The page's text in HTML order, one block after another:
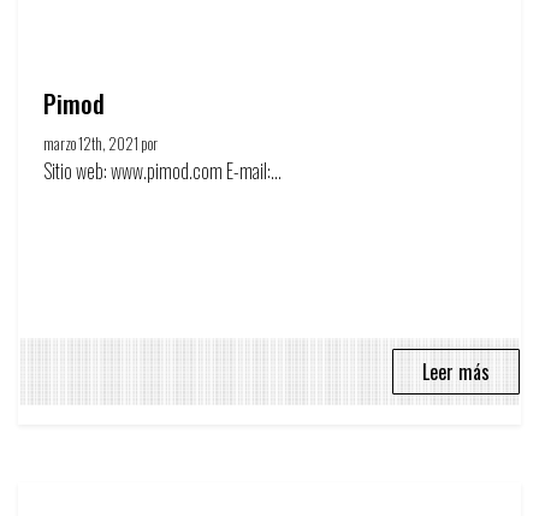
Pimod
marzo 12th, 2021 por
Sitio web: www.pimod.com E-mail:...
Leer más